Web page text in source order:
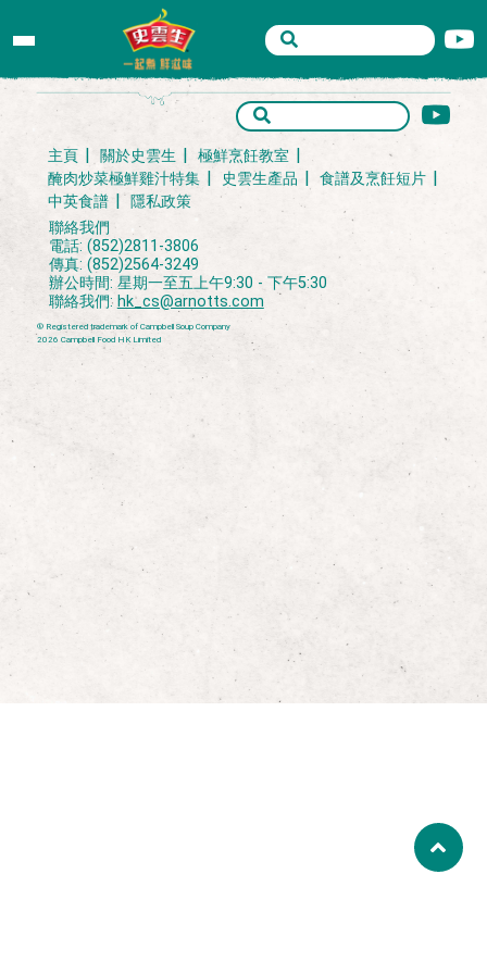
Archive.php
® Registered trademark of Campbell Soup Company
2026 Campbell Food HK Limited
主頁 關於史雲生
極鮮烹飪教室
醃肉炒菜極鮮雞汁特集
史雲生產品
食譜及烹飪短片
中英食譜
隱私政策
聯絡我們
電話: (852)2811-3806
傳真: (852)2564-3249
辦公時間: 星期一至五上午9:30 - 下午5:30
聯絡我們: hk_cs@arnotts.com